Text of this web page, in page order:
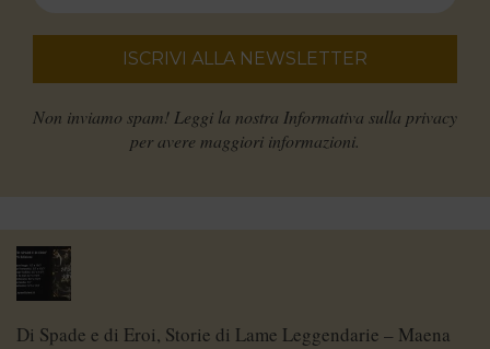
Non inviamo spam! Leggi la nostra Informativa sulla privacy
per avere maggiori informazioni.
Di Spade e di Eroi, Storie di Lame Leggendarie – Maena